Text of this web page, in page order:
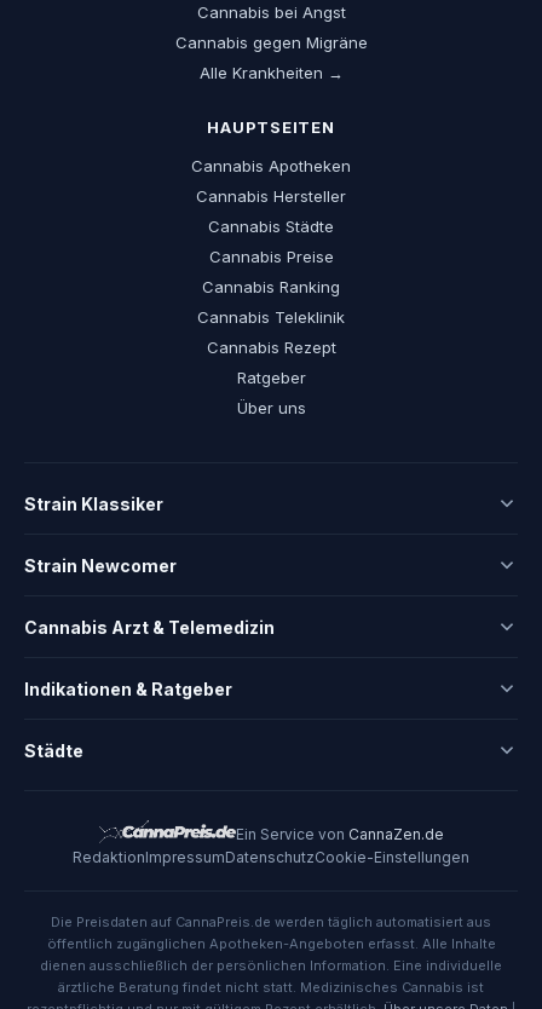
Cannabis bei Angst
Cannabis gegen Migräne
Alle Krankheiten →
HAUPTSEITEN
Cannabis Apotheken
Cannabis Hersteller
Cannabis Städte
Cannabis Preise
Cannabis Ranking
Cannabis Teleklinik
Cannabis Rezept
Ratgeber
Über uns
Strain Klassiker
Strain Newcomer
Cannabis Arzt & Telemedizin
Indikationen & Ratgeber
Städte
Ein Service von CannaZen.de
RedaktionImpressumDatenschutzCookie-Einstellungen
Die Preisdaten auf CannaPreis.de werden täglich automatisiert aus
öffentlich zugänglichen Apotheken-Angeboten erfasst. Alle Inhalte
dienen ausschließlich der persönlichen Information. Eine individuelle
ärztliche Beratung findet nicht statt. Medizinisches Cannabis ist